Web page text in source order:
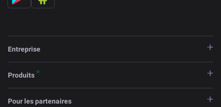
Entreprise
Produits
Pour les partenaires